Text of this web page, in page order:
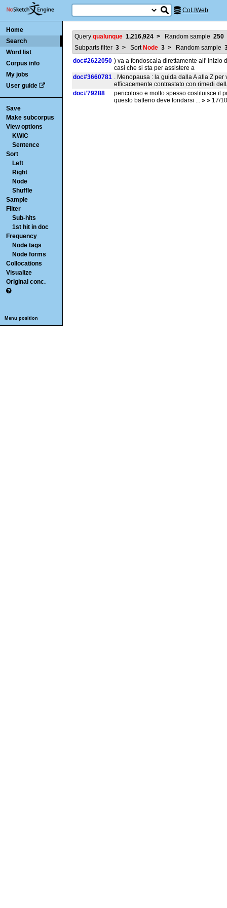
CoLIWeb
Home
Search
Word list
Corpus info
My jobs
User guide
Save
Make subcorpus
View options
KWIC
Sentence
Sort
Left
Right
Node
Shuffle
Sample
Filter
Sub-hits
1st hit in doc
Frequency
Node tags
Node forms
Collocations
Visualize
Original conc.
Menu position
Query qualunque 1,216,924 > Random sample 250
Subparts filter 3 > Sort Node 3 > Random sample
doc#2622050 ) va a fondoscala direttamente all' inizio
casi che si sta per assistere a
doc#3660781 . Menopausa : la guida dalla A alla Z
efficacemente contrastato con rimedi
doc#79288
pericoloso e molto spesso costituisce il
questo batterio deve fondarsi ... » » 17/